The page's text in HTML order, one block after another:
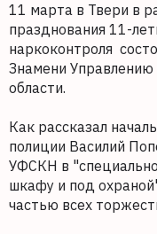
11 марта в Твери в
празднования 11-
наркоконтроля
Знамени
области.
Как рассказал
полиции Василий
УФСКН в
шкафу и под
частью всех